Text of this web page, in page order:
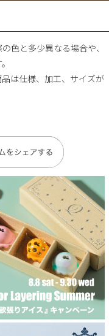
色と多少異なる場合や、
は仕様、加工、サイズが